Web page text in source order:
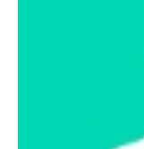
Интернет-
Интернет-
Арестованное
Реестр